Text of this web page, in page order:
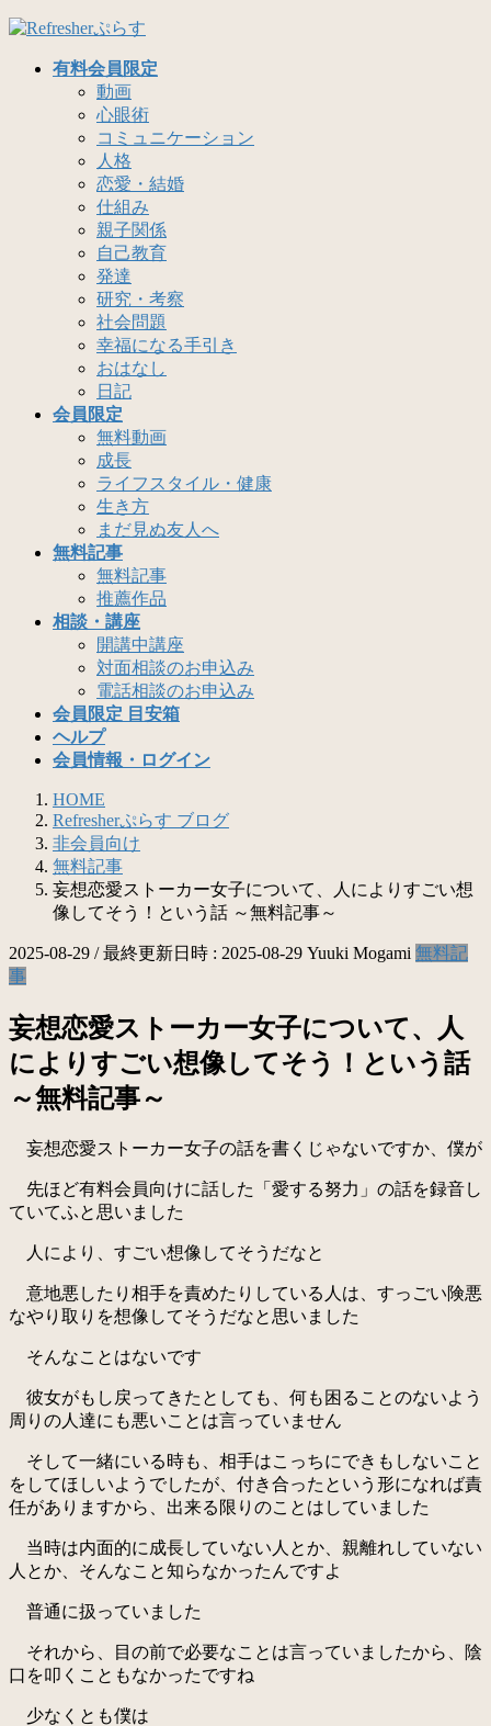
コ
ナ
有料会員限定
動画
心眼術
コミュニケーション
人格
恋愛・結婚
仕組み
親子関係
自己教育
発達
研究・考察
社会問題
幸福になる手引き
おはなし
日記
会員限定
無料動画
成長
ライフスタイル・健康
生き方
まだ見ぬ友人へ
無料記事
無料記事
推薦作品
相談・講座
開講中講座
対面相談のお申込み
電話相談のお申込み
会員限定 目安箱
ヘルプ
会員情報・ログイン
HOME
Refresherぷらす ブログ
非会員向け
無料記事
妄想恋愛ストーカー女子について、人によりすごい想
像してそう！という話 ～無料記事～
2025-08-29 / 最終更新日時 : 2025-08-29 Yuuki Mogami 無料記
事
妄想恋愛ストーカー女子について、人
によりすごい想像してそう！という話
～無料記事～
妄想恋愛ストーカー女子の話を書くじゃないですか、僕が
先ほど有料会員向けに話した「愛する努力」の話を録音し
ていてふと思いました
人により、すごい想像してそうだなと
意地悪したり相手を責めたりしている人は、すっごい険悪
なやり取りを想像してそうだなと思いました
そんなことはないです
彼女がもし戻ってきたとしても、何も困ることのないよう
周りの人達にも悪いことは言っていません
そして一緒にいる時も、相手はこっちにできもしないこと
をしてほしいようでしたが、付き合ったという形になれば責
任がありますから、出来る限りのことはしていました
当時は内面的に成長していない人とか、親離れしていない
人とか、そんなこと知らなかったんですよ
普通に扱っていました
それから、目の前で必要なことは言っていましたから、陰
口を叩くこともなかったですね
少なくとも僕は